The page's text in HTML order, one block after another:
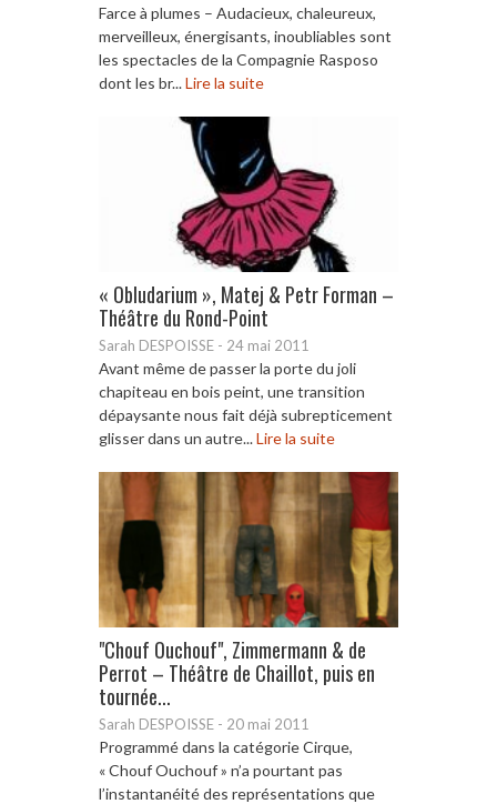
Farce à plumes – Audacieux, chaleureux,
merveilleux, énergisants, inoubliables sont
les spectacles de la Compagnie Rasposo
dont les br...Lire la suite
« Obludarium », Matej & Petr Forman –
Théâtre du Rond-Point
Sarah DESPOISSE - 24 mai 2011
Avant même de passer la porte du joli
chapiteau en bois peint, une transition
dépaysante nous fait déjà subrepticement
glisser dans un autre...Lire la suite
"Chouf Ouchouf", Zimmermann & de
Perrot – Théâtre de Chaillot, puis en
tournée...
Sarah DESPOISSE - 20 mai 2011
Programmé dans la catégorie Cirque,
« Chouf Ouchouf » n’a pourtant pas
l’instantanéité des représentations que